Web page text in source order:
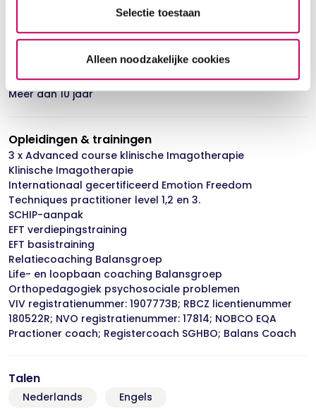
Selectie toestaan
Alleen noodzakelijke cookies
Basis EFT therapeut
Ervaring *
Meer dan 10 jaar
Opleidingen & trainingen
3 x Advanced course klinische Imagotherapie
Klinische Imagotherapie
Internationaal gecertificeerd Emotion Freedom
Techniques practitioner level 1,2 en 3.
SCHIP-aanpak
EFT verdiepingstraining
EFT basistraining
Relatiecoaching Balansgroep
Life- en loopbaan coaching Balansgroep
Orthopedagogiek psychosociale problemen
VIV registratienummer: 1907773B; RBCZ licentienummer
180522R; NVO registratienummer: 17814; NOBCO EQA
Practioner coach; Registercoach SGHBO; Balans Coach
Talen
Nederlands Engels